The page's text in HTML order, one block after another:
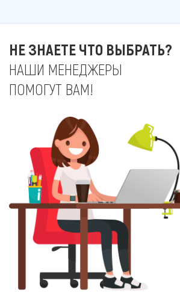
НЕ ЗНАЕТЕ ЧТО ВЫБРАТЬ?
НАШИ МЕНЕДЖЕРЫ
ПОМОГУТ ВАМ!